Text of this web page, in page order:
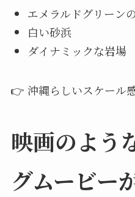
エメラルドグリーン
白い砂浜
ダイナミックな岩場
👉 沖縄らしいスケール
映画のよう
グムービー